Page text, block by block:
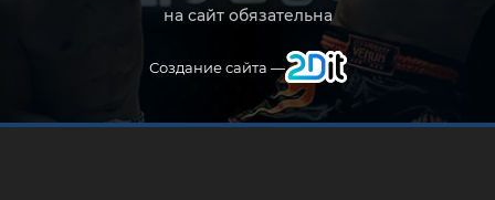
на сайт обязательна
Создание сайта —